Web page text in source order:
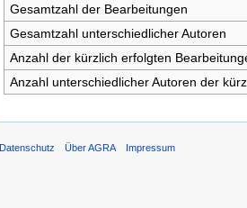
Gesamtzahl der Bearbeitungen
Gesamtzahl unterschiedlicher Autoren
Anzahl der kürzlich erfolgten
Anzahl unterschiedlicher Autoren der
Datenschutz Über AGRA Impressum